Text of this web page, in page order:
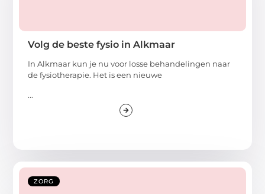
Volg de beste fysio in Alkmaar
In Alkmaar kun je nu voor losse behandelingen naar
de fysiotherapie. Het is een nieuwe
...
ZORG